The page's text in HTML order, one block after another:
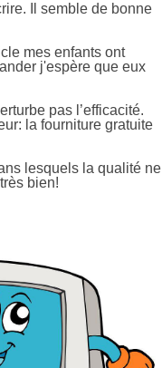
Il semble de bonne
mes enfants ont
j'espère que eux
pas l’efficacité.
la fourniture gratuite
lesquels la qualité ne
bien!